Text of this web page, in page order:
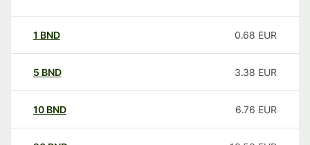
1 BND 0.68 EUR
5 BND 3.38 EUR
10 BND 6.76 EUR